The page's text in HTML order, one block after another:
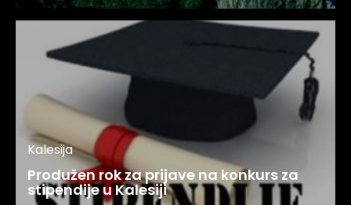
Kalesija
Produžen rok za prijave na konkurs za
stipendije u Kalesiji